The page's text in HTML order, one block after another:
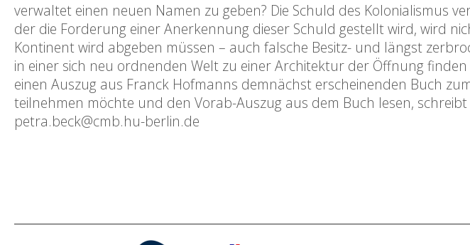
verwaltet einen neuen Namen zu geben? Die Schuld des Kolonialismus
der die Forderung einer Anerkennung dieser Schuld gestellt wird, wird
Kontinent wird abgeben müssen – auch falsche Besitz- und längst
in einer sich neu ordnenden Welt zu einer Architektur der Öffnung
einen Auszug aus Franck Hofmanns demnächst erscheinenden Buch
teilnehmen möchte und den Vorab-Auszug aus dem Buch lesen,
petra.beck@cmb.hu-berlin.de